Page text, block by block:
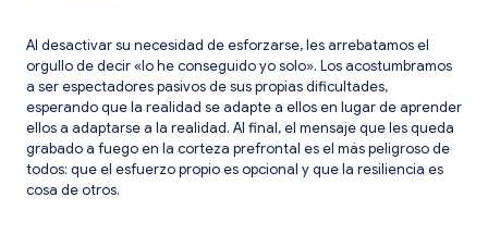
Al desactivar su necesidad de esforzarse, les arrebatamos el
orgullo de decir «lo he conseguido yo solo». Los acostumbramos
a ser espectadores pasivos de sus propias dificultades,
esperando que la realidad se adapte a ellos en lugar de aprender
ellos a adaptarse a la realidad. Al final, el mensaje que les queda
grabado a fuego en la corteza prefrontal es el más peligroso de
todos: que el esfuerzo propio es opcional y que la resiliencia es
cosa de otros.